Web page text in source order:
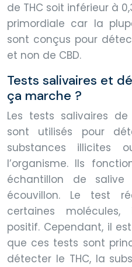
de THC soit inférieur à
primordiale car la
sont conçus pour
et non de CBD.
Tests salivaires et
ça marche ?
Les tests salivaires
sont utilisés pour
substances illicites
l’organisme. Ils
échantillon de salive
écouvillon. Le test
certaines
positif. Cependant, il
que ces tests sont
détecter le THC, la